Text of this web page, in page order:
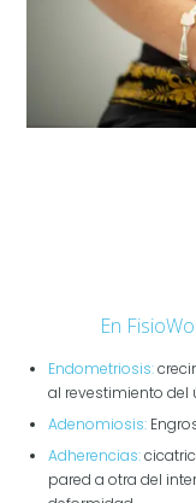
En
Endometriosis:
al revestimiento del
Adenomiosis:
Adherencias:
pared a otra del